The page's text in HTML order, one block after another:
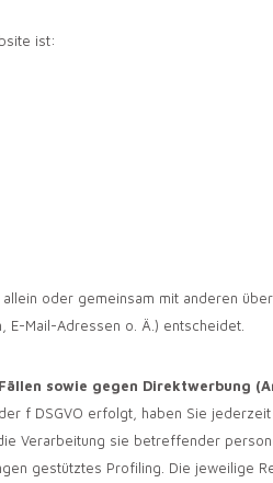
ist:
oder gemeinsam mit anderen
E-Mail-Adressen o. Ä.) entscheidet.
sowie gegen Direktwerbung
f DSGVO erfolgt, haben Sie
Verarbeitung sie betreffender
gestütztes Profiling. Die jeweilige